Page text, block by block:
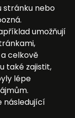
stránku nebo
umožňují
celkově
také zajistit,
lépe
následující